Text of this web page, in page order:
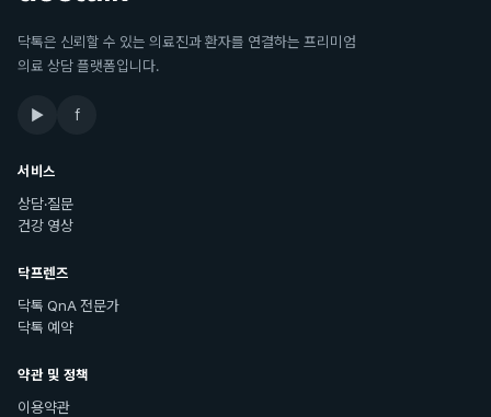
닥톡은 신뢰할 수 있는 의료진과 환자를 연결하는 프리미엄
의료 상담 플랫폼입니다.
▶ f
서비스
상담·질문
건강 영상
닥프렌즈
닥톡 QnA 전문가
닥톡 예약
약관 및 정책
이용약관